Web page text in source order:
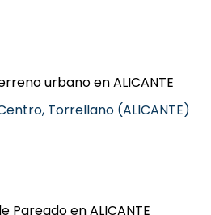
, Torrellano (ALICANTE)